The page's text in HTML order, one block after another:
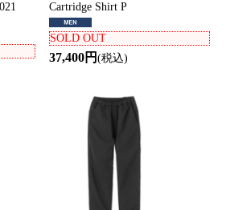
Cartridge Shirt P
SOLD OUT
37,400円(税込)